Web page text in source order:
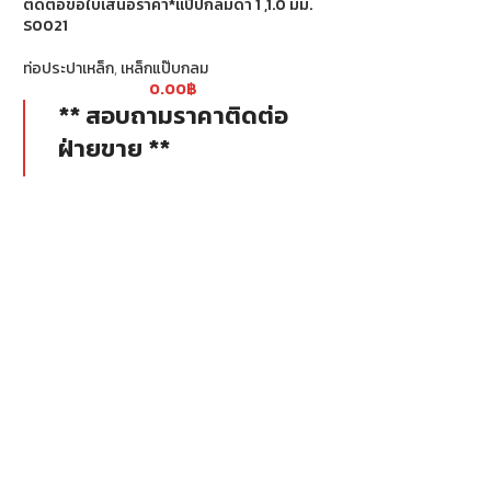
ติดต่อขอใบเสนอราคา*แป๊ปกลมดำ 1 ,1.0 มม.
S0021
ท่อประปาเหล็ก, เหล็กแป๊บกลม
0.00฿
** สอบถามราคาติดต่อ
ฝ่ายขาย **